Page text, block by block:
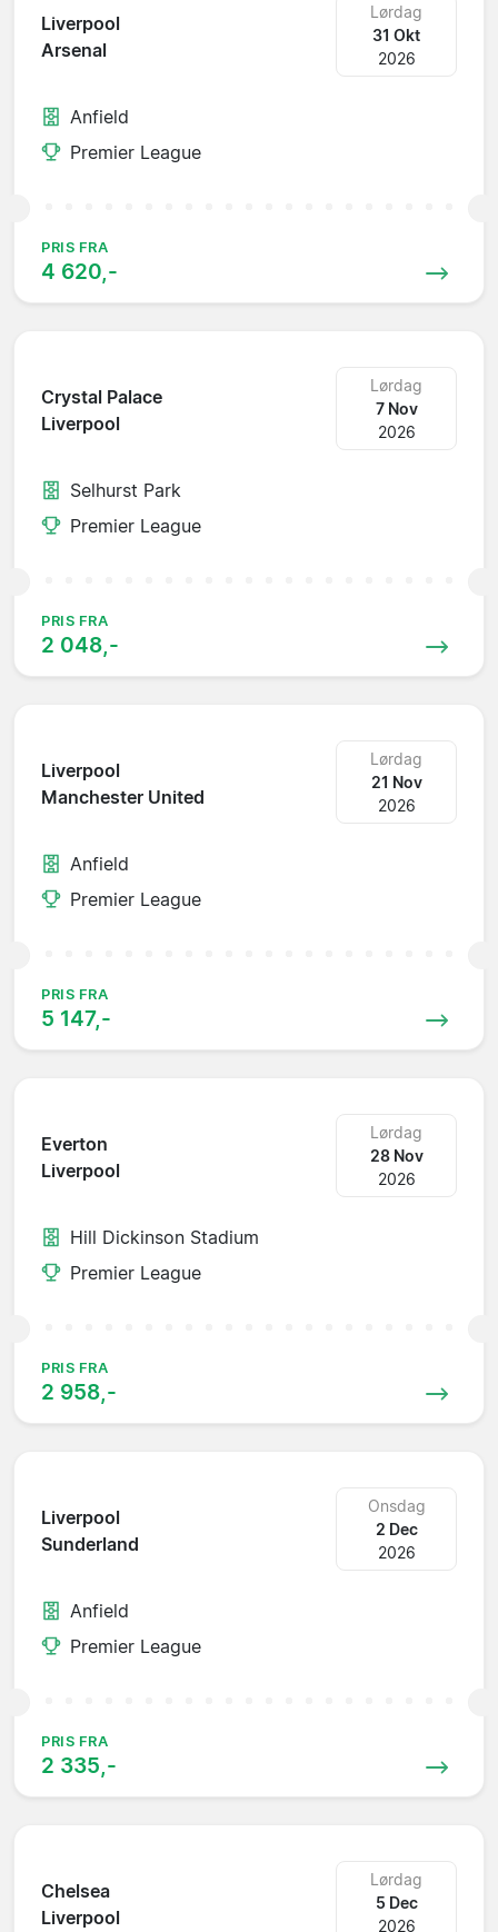
Liverpool
Arsenal
Lørdag
31 Okt
2026
Anfield
Premier League
PRIS FRA
4 620,-
Crystal Palace
Liverpool
Lørdag
7 Nov
2026
Selhurst Park
Premier League
PRIS FRA
2 048,-
Liverpool
Manchester United
Lørdag
21 Nov
2026
Anfield
Premier League
PRIS FRA
5 147,-
Everton
Liverpool
Lørdag
28 Nov
2026
Hill Dickinson Stadium
Premier League
PRIS FRA
2 958,-
Liverpool
Sunderland
Onsdag
2 Dec
2026
Anfield
Premier League
PRIS FRA
2 335,-
Chelsea
Liverpool
Lørdag
5 Dec
2026